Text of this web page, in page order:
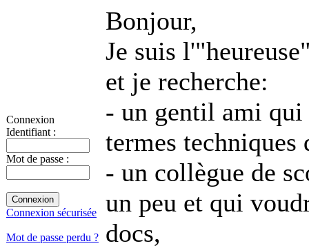
Connexion
Identifiant :
Mot de passe :
Connexion sécurisée
Mot de passe perdu ?
Bonjour,
Je suis
et je recherche:
- un gentil ami
termes techniques
- un collègue de
un peu et qui
docs,